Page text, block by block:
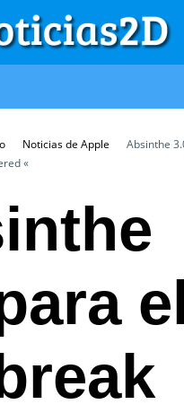
Noticias de Apple
Absinthe
«